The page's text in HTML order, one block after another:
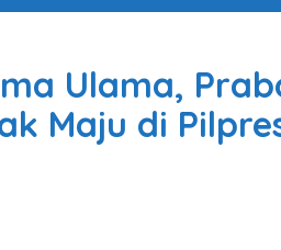
Ulama,
Maju di